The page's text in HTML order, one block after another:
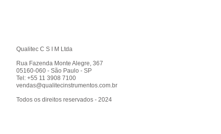
Qualitec C S I M Ltda
Rua Fazenda Monte Alegre, 367
05160-060 - São Paulo - SP
Tel: +55 11 3908 7100
vendas@qualitecinstrumentos.com.br
Todos os direitos reservados - 2024